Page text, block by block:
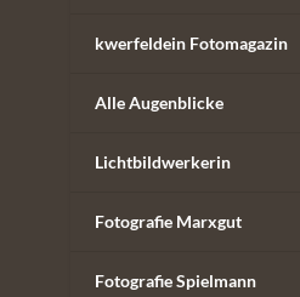
kwerfeldein Fotomagazin
Alle Augenblicke
Lichtbildwerkerin
Fotografie Marxgut
Fotografie Spielmann